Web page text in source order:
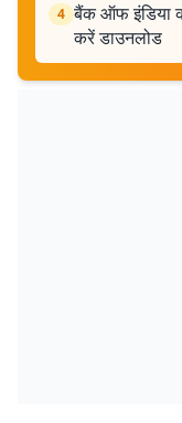
4 बैंक ऑफ इंडिया
करें डाउनलोड